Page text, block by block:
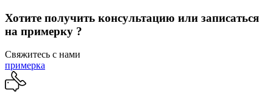
Хотите получить консультацию или записаться
на примерку ?
Свяжитесь с нами
примерка